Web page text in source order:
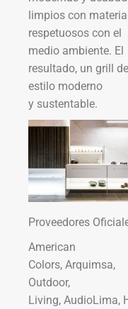
limpios con
respetuosos con el
medio ambiente. El
resultado, un grill de
estilo moderno
y sustentable.
Proveedores
American
Colors, Arquimsa,
Outdoor,
Living, AudioLima,